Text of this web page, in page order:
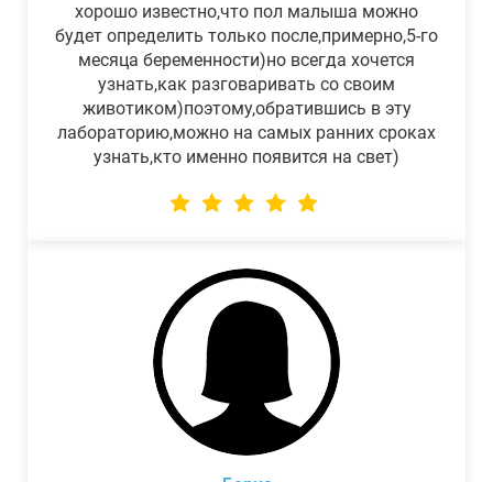
хорошо известно,что пол малыша можно
будет определить только после,примерно,5-го
месяца беременности)но всегда хочется
узнать,как разговаривать со своим
животиком)поэтому,обратившись в эту
лабораторию,можно на самых ранних сроках
узнать,кто именно появится на свет)